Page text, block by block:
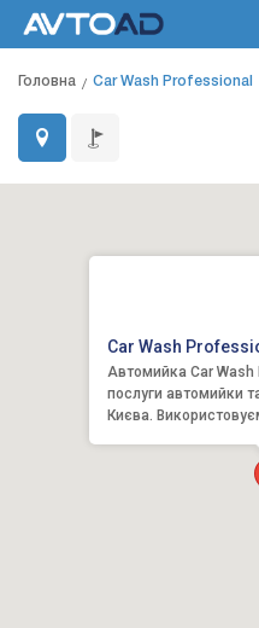
Головна Car Wash Professional
Car Wash
Автомийка Car Wash
послуги автомийки
Києва.